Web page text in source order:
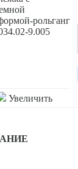
Увеличить